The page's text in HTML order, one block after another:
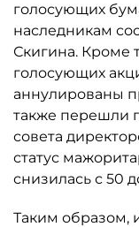
голосующих
наследникам
Скигина. Кроме
голосующих
аннулированы
также перешли
совета
статус
снизилась с 50
Таким образом,